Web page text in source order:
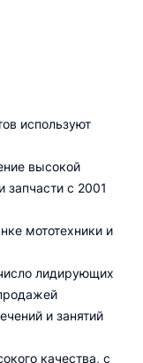
используют
высокой
запчасти с 2001
мототехники и
лидирующих
и занятий
качества, с